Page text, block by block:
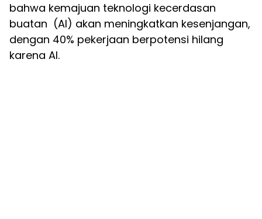
bahwa kemajuan teknologi kecerdasan
buatan (AI) akan meningkatkan kesenjangan,
dengan 40% pekerjaan berpotensi hilang
karena AI.